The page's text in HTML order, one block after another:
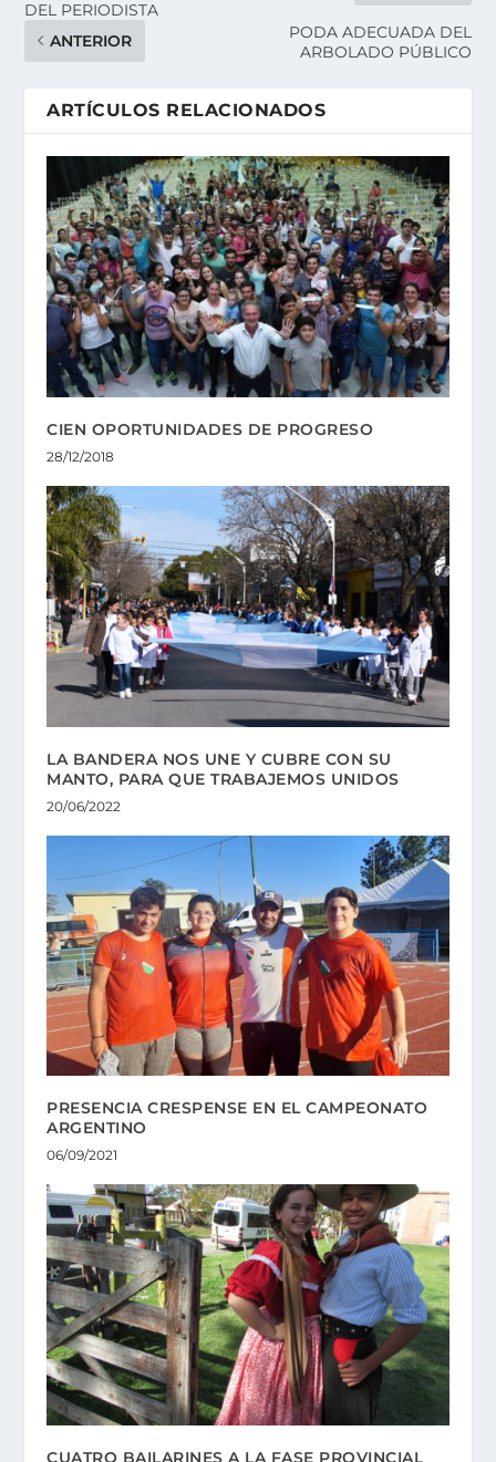
DEL PERIODISTA
ANTERIOR
PODA ADECUADA DEL
ARBOLADO PÚBLICO
ARTÍCULOS RELACIONADOS
CIEN OPORTUNIDADES DE PROGRESO
28/12/2018
LA BANDERA NOS UNE Y CUBRE CON SU
MANTO, PARA QUE TRABAJEMOS UNIDOS
20/06/2022
PRESENCIA CRESPENSE EN EL CAMPEONATO
ARGENTINO
06/09/2021
CUATRO BAILARINES A LA FASE PROVINCIAL